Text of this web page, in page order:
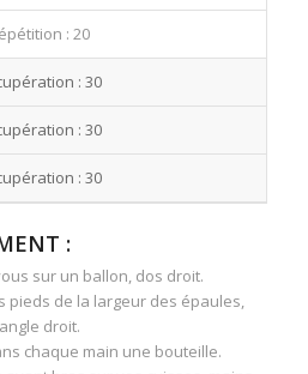
: 20
: 30
: 30
: 30
:
sur un ballon, dos droit.
pieds de la largeur des épaules,
droit.
chaque main une bouteille.